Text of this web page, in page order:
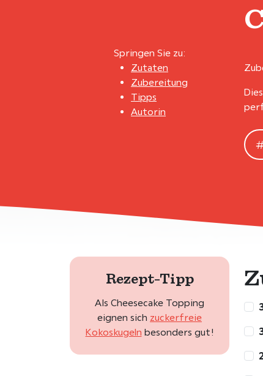
Springen Sie zu:
Zutaten
Zubereitung
Tipps
Autorin
Rezept-Tipp
Als Cheesecake Topping
eignen sich zuckerfreie
Kokoskugeln besonders gut!